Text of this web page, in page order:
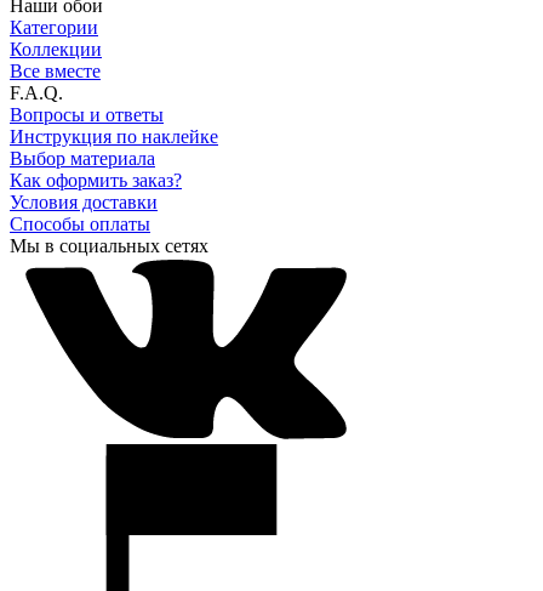
Наши обои
Категории
Коллекции
Все вместе
F.A.Q.
Вопросы и ответы
Инструкция по наклейке
Выбор материала
Как оформить заказ?
Условия доставки
Способы оплаты
Мы в социальных сетях